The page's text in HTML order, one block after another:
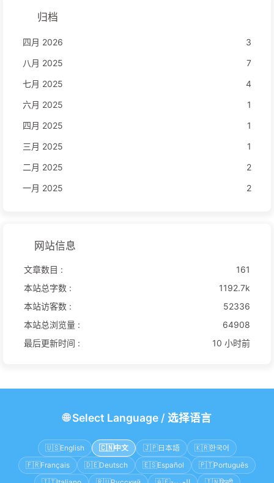
归档
四月 2026
3
八月 2025
7
七月 2025
4
六月 2025
1
四月 2025
1
三月 2025
1
二月 2025
2
一月 2025
2
网站信息
文章数目 :
161
本站总字数 :
1192.7k
本站访客数 :
52336
本站总浏览量 :
64908
最后更新时间 :
10 小时前
🌐Select Language/ 选择语言
🇺🇸English 🇨🇳 中文 🇯🇵日本語 🇰🇷한국어
🇫🇷Français 🇩🇪Deutsch 🇪🇸Español 🇵🇹Português